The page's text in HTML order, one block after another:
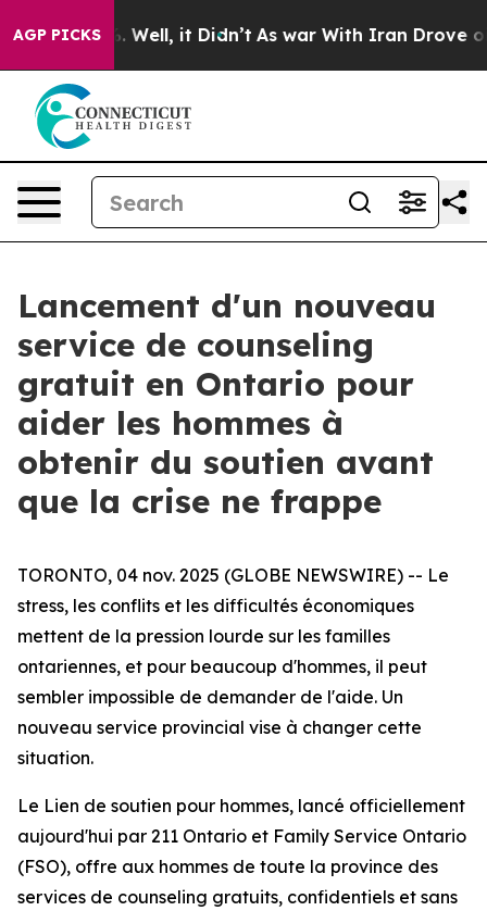
AGP PICKS
40%. Well, it Didn’t As war With Iran Drove oil
Lancement d'un nouveau
service de counseling
gratuit en Ontario pour
aider les hommes à
obtenir du soutien avant
que la crise ne frappe
TORONTO, 04 nov. 2025 (GLOBE NEWSWIRE) -- Le
stress, les conflits et les difficultés économiques
mettent de la pression lourde sur les familles
ontariennes, et pour beaucoup d'hommes, il peut
sembler impossible de demander de l'aide. Un
nouveau service provincial vise à changer cette
situation.
Le Lien de soutien pour hommes, lancé officiellement
aujourd'hui par 211 Ontario et Family Service Ontario
(FSO), offre aux hommes de toute la province des
services de counseling gratuits, confidentiels et sans